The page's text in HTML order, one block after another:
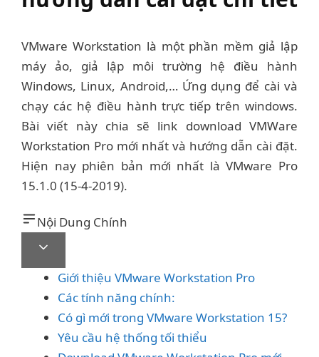
VMware Workstation là một phần mềm giả lập
máy ảo, giả lập môi trường hệ điều hành
Windows, Linux, Android,… Ứng dụng để cài và
chạy các hệ điều hành trực tiếp trên windows.
Bài viết này chia sẽ link download VMWare
Workstation Pro mới nhất và hướng dẫn cài đặt.
Hiện nay phiên bản mới nhất là VMware Pro
15.1.0 (15-4-2019).
Nội Dung Chính
Giới thiệu VMware Workstation Pro
Các tính năng chính:
Có gì mới trong VMware Workstation 15?
Yêu cầu hệ thống tối thiểu